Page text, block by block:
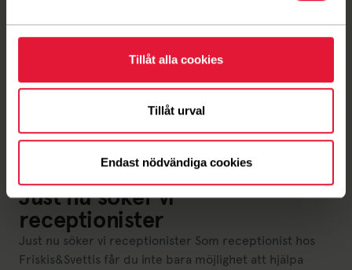
Tillåt alla cookies
Tillåt urval
Endast nödvändiga cookies
Just nu söker vi
receptionister
Just nu söker vi receptionister Som receptionist hos
Friskis&Svettis får du inte bara möjlighet att hjälpa